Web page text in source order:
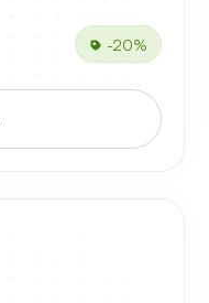
-20%